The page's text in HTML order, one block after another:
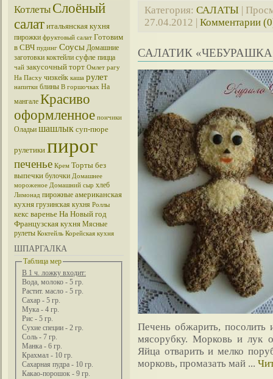
Котлеты Слоёный
салат итальянская кухня
пирожки фруктовый салат Готовим
в СВЧ пудинг Соусы Домашние
заготовки коктейли суфле пицца
чай закусочный торт Омлет рагу
На Пасху чизкейк каша рулет
напитки блины В горшочках На
мангале Красиво
оформленное пончики
Оладьи шашлык суп-пюре
рулетики пирог
печенье Крем Торты без
выпечки булочки Домашнее
мороженое Домашний сыр хлеб
Лимонад пирожные американская
кухня грузинская кухня Роллы
кекс варенье На Новый год
Французская кухня Мясные
рулеты Коктейль Корейская кухня
ШПАРГАЛКА
Таблица мер
В 1 ч. ложку входит:
Вода, молоко - 5 гр.
Растит. масло - 5 гр.
Сахар - 5 гр.
Мука - 4 гр.
Рис - 5 гр.
Сухие специи - 2 гр.
Соль - 7 гр.
Манка - 6 гр.
Крахмал - 10 гр.
Сахарная пудра - 10 гр.
Какао-порошок - 9 гр.
Категория: САЛАТЫ |
27.04.2012 | Комментарии
САЛАТИК
Печень обжарить, посолить
мясорубку. Морковь и лук
Яйца отварить и мелко
морковь, промазать май ...